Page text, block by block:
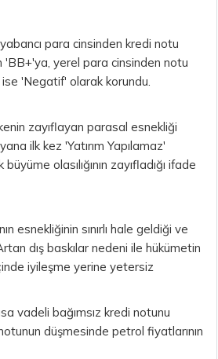
para cinsinden kredi notu
'BB+'ya, yerel para cinsinden notu
'Negatif' olarak korundu.
zayıflayan parasal esnekliği
ilk kez 'Yatırım Yapılamaz'
olasılığının zayıfladığı ifade
esnekliğinin sınırlı hale geldiği ve
dış baskılar nedeni ile hükümetin
iyileşme yerine yetersiz
vadeli bağımsız kredi notunu
düşmesinde petrol fiyatlarının